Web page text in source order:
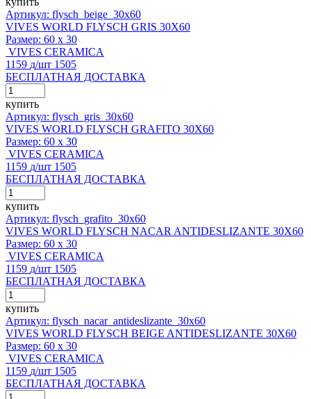
Артикул: flysch_beige_30x60
VIVES WORLD FLYSCH GRIS 30X60
Размер: 60 x 30
VIVES CERAMICA
1159 д/шт 1505
БЕСПЛАТНАЯ ДОСТАВКА
купить
Артикул: flysch_gris_30x60
VIVES WORLD FLYSCH GRAFITO 30X60
Размер: 60 x 30
VIVES CERAMICA
1159 д/шт 1505
БЕСПЛАТНАЯ ДОСТАВКА
купить
Артикул: flysch_grafito_30x60
VIVES WORLD FLYSCH NACAR ANTIDESLIZANTE 30X60
Размер: 60 x 30
VIVES CERAMICA
1159 д/шт 1505
БЕСПЛАТНАЯ ДОСТАВКА
купить
Артикул: flysch_nacar_antideslizante_30x60
VIVES WORLD FLYSCH BEIGE ANTIDESLIZANTE 30X60
Размер: 60 x 30
VIVES CERAMICA
1159 д/шт 1505
БЕСПЛАТНАЯ ДОСТАВКА